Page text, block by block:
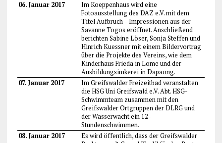
06. Januar 2017
Im Koeppenhaus wird eine
Fotoausstellung des DAZ e.V. mit dem
Titel Aufbruch – Impressionen aus der
Savanne Togos eröffnet. Anschließend
berichten Sabine Löser, Sonja Steffen und
Hinrich Kuessner mit einem Bildervortrag
über die Projekte des Vereins, wie dem
Kinderhaus Frieda in Lome und der
Ausbildungsimkerei in Dapaong.
07. Januar 2017
Im Greifswalder Freizeitbad veranstalten
die HSG Uni Greifswald e.V. Abt. HSG-
Schwimmteam zusammen mit den
Greifswalder Ortgruppen der DLRG und
der Wasserwacht ein 12-
Stundenschwimmen.
08. Januar 2017
Es wird öffentlich, dass der Greifswalder